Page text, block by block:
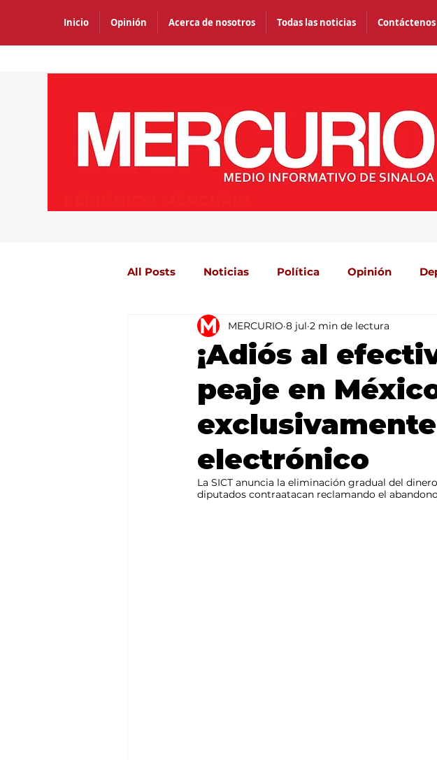
Inicio Opinión Acerca de nosotros Todas las noticias Contáctenos
All Posts Noticias Política Opinión
Agricultura México Mundo Portada 2
¡Adiós al
peaje en
electrónico
MERCURIO 8 jul 2 min de lectura
La SICT anuncia la eliminación gradual del
diputados contraatacan reclamando el